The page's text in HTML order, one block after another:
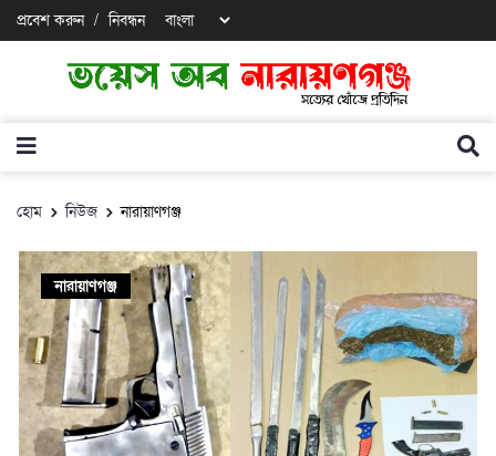
প্রবেশ করুন / নিবন্ধন
হোম নিউজ নারায়াণগঞ্জ
নারায়াণগঞ্জ